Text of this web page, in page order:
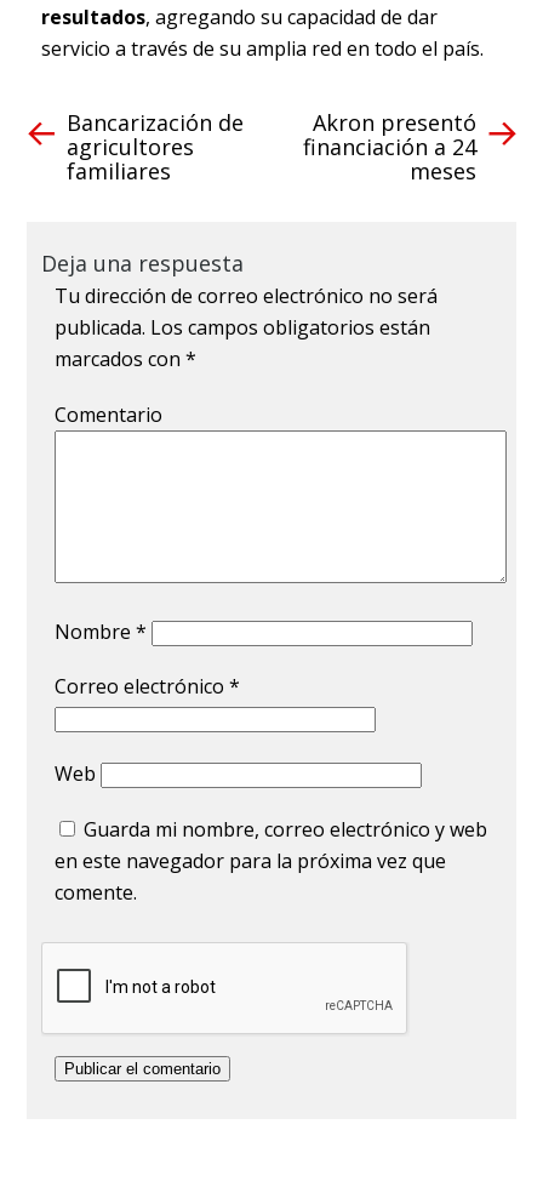
resultados, agregando su capacidad de dar
servicio a través de su amplia red en todo el país.
Bancarización de
agricultores
familiares
Akron presentó
financiación a 24
meses
Deja una respuesta
Tu dirección de correo electrónico no será
publicada. Los campos obligatorios están
marcados con*
Comentario
Nombre*
Correo electrónico*
Web
Guarda mi nombre, correo electrónico y web
en este navegador para la próxima vez que
comente.